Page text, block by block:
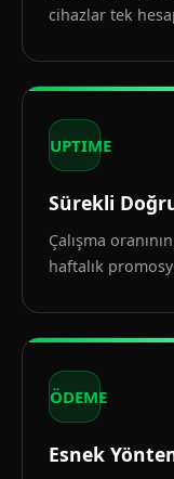
cihazlar tek
UPTIME
Sürekli
Çalışma
haftalık
ÖDEME
Esnek